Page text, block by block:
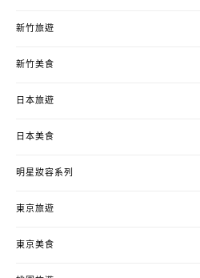
新竹旅遊
新竹美食
日本旅遊
日本美食
明星妝容系列
東京旅遊
東京美食